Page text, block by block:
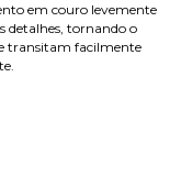
em couro levemente
detalhes, tornando o
transitam facilmente